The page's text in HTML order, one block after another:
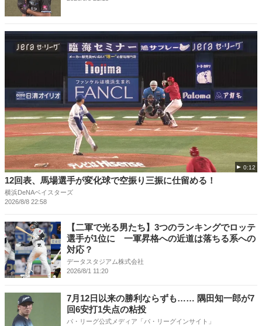
0:12
12回表、馬場選手が変化球で空振り三振に仕留める！
横浜DeNAベイスターズ
2026/8/8 22:58
【二軍で光る男たち】3つのランキングでロッテ
選手が1位に 一軍昇格への近道は落ちる系への
対応？
データスタジアム株式会社
2026/8/1 11:20
7月12日以来の勝利ならずも…… 隅田知一郎が7
回6安打1失点の粘投
パ・リーグ公式メディア「パ・リーグインサイト」